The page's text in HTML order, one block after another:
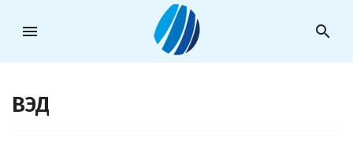
menu search
ВЭД